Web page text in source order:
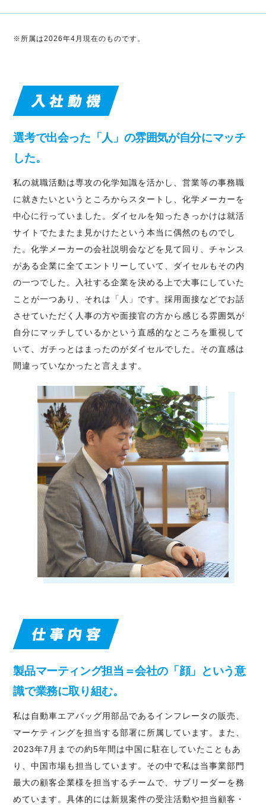
※所属は2026年4月現在のものです。
選考で出会った「人」の雰囲気が自分にマッチ
した。
私の就職活動は専攻の化学知識を活かし、営業等の事務職
に就きたいというところからスタートし、化学メーカーを
中心に行っていました。ダイセルを知ったきっかけは就活
サイトでたまたま見かけたという本当に偶然のものでし
た。化学メーカーの会社説明会などを見て回り、チャンス
がある企業に全てエントリーしていて、ダイセルもその内
の一つでした。入社する企業を決める上で大事にしていた
ことが一つあり、それは「人」です。採用面接などでお話
させていただく人事の方や面接官の方から感じる雰囲気が
自分にマッチしているかという直感的なところを重視して
いて、ガチっとはまったのがダイセルでした。その直感は
間違っていなかったと言えます。
製品マーティング担当＝会社の「顔」という意
識で業務に取り組む。
私は自動車エアバッグ用部品であるインフレータの販売、
マーケティングを担当する部署に所属しています。また、
2023年7月までの約5年間は中国に駐在していたこともあ
り、中国市場も担当しています。その中で私は当事業部門
最大の顧客企業様を担当するチームで、サブリーダーを務
めています。具体的には新規案件の受注活動や担当顧客・